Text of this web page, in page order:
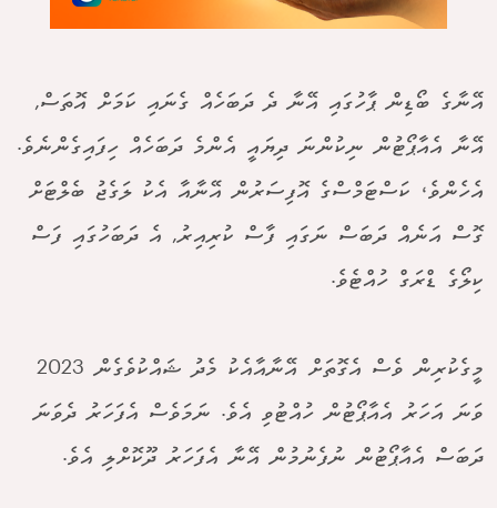
އޭނާގެ ބޯޑިން ޕާހުގައި އޭނާ ދެ ދަބަހެއް ގެނައި ކަމަށް އޮތަސް,
އޭނާ އެއާޕޯޓުން ނިކުންނަ ދިޔައީ އެންމެ ދަބަހެއް ހިފައިގެންނެވެ.
އެހެންވެ، ކަސްޓަމްސްގެ އޮފިސަރުން އޭނާއާ އެކު ލަގެޖު ބެލްޓަށް
ގޮސް އަނެއް ދަބަސް ނަގައި ފާސް ކުރިއިރު, އެ ދަބަހުގައި ފަސް
ކިލޯގެ ޑްރަގް ހުއްޓެވެ.
މީގެކުރިން ވެސް އެގޮތަށް އޭނާއާއެކު މެދު ޝައްކުވެގެން 2023
ވަނަ އަހަރު އެއާޕޯޓުން ހުއްޓުވި އެވެ. ނަމަވެސް އެފަހަރު ދެވަނަ
ދަބަސް އެއާޕޯޓުން ނުފެނުމުން އޭނާ އެފަހަރު ދޫކޮށްލި އެވެ.